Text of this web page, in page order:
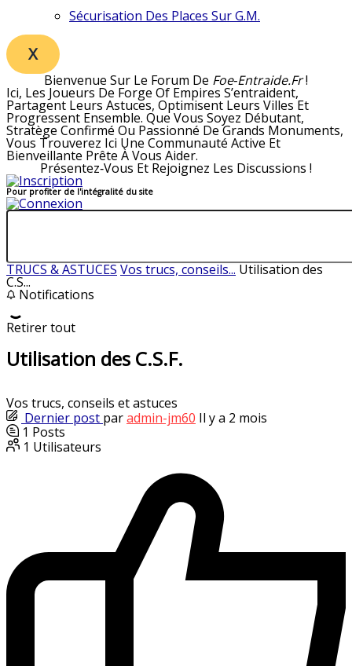
Sécurisation Des Places Sur G.M.
X
Bienvenue Sur Le Forum De Foe‑entraide.fr!
Ici, Les Joueurs De Forge Of Empires S’entraident,
Partagent Leurs Astuces, Optimisent Leurs Villes Et
Progressent Ensemble. Que Vous Soyez Débutant,
Stratège Confirmé Ou Passionné De Grands Monuments,
Vous Trouverez Ici Une Communauté Active Et
Bienveillante Prête À Vous Aider.
Présentez‑vous Et Rejoignez Les Discussions !
Pour profiter de l'intégralité du site
TRUCS & ASTUCES Vos trucs, conseils... Utilisation des
C.S...
Notifications
Retirer tout
Utilisation des C.S.F.
Vos trucs, conseils et astuces
Dernier post paradmin-jm60 Il y a 2 mois
1 Posts
1 Utilisateurs